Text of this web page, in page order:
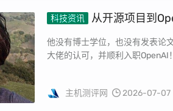
科技资讯 从开源项目到
他没有博士学位，也没有发表论
大佬的认可，并顺利入职OpenAI
主机测评网 2026-07-07